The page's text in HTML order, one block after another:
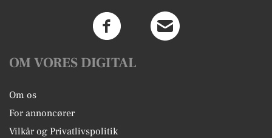
OM VORES DIGITAL
Om os
For annoncører
Vilkår og Privatlivspolitik